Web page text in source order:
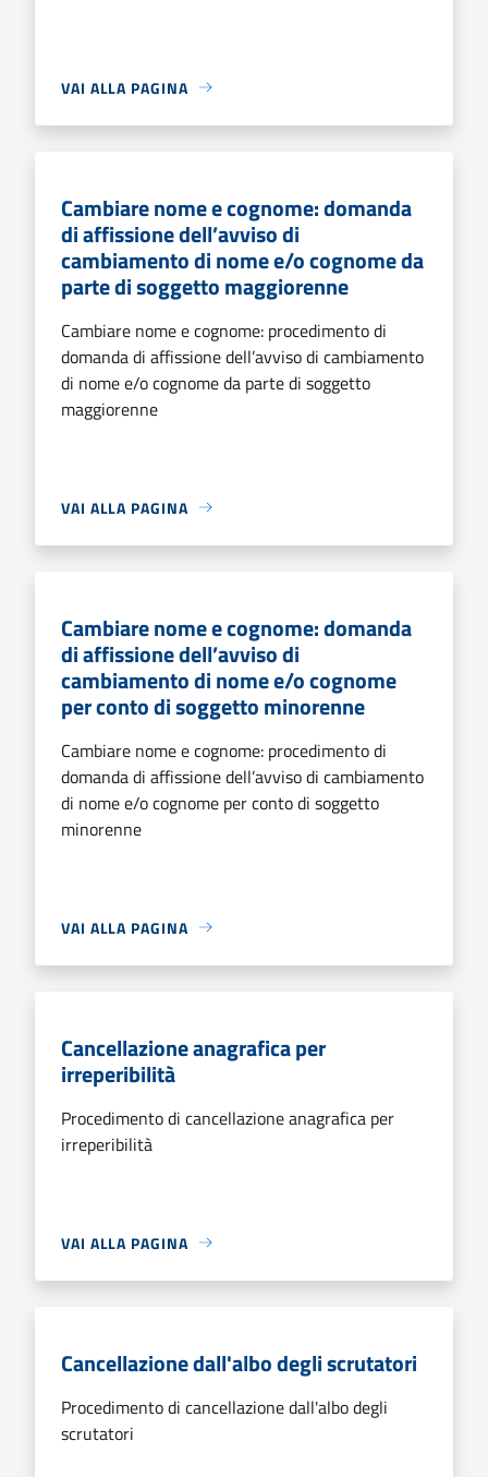
VAI ALLA PAGINA
Cambiare nome e cognome: domanda
di affissione dell’avviso di
cambiamento di nome e/o cognome da
parte di soggetto maggiorenne
Cambiare nome e cognome: procedimento di
domanda di affissione dell’avviso di cambiamento
di nome e/o cognome da parte di soggetto
maggiorenne
VAI ALLA PAGINA
Cambiare nome e cognome: domanda
di affissione dell’avviso di
cambiamento di nome e/o cognome
per conto di soggetto minorenne
Cambiare nome e cognome: procedimento di
domanda di affissione dell’avviso di cambiamento
di nome e/o cognome per conto di soggetto
minorenne
VAI ALLA PAGINA
Cancellazione anagrafica per
irreperibilità
Procedimento di cancellazione anagrafica per
irreperibilità
VAI ALLA PAGINA
Cancellazione dall'albo degli scrutatori
Procedimento di cancellazione dall'albo degli
scrutatori